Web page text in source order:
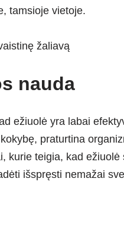
tamsioje vietoje.
nauda
ežiuolė yra labai
praturtina
kurie teigia, kad
išspręsti nemažai